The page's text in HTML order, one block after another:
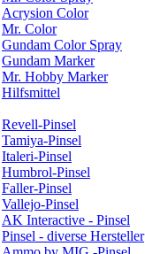
Acrysion Color
Mr. Color
Gundam Color Spray
Gundam Marker
Mr. Hobby Marker
Hilfsmittel
Revell-Pinsel
Tamiya-Pinsel
Italeri-Pinsel
Humbrol-Pinsel
Faller-Pinsel
Vallejo-Pinsel
AK Interactive - Pinsel
Pinsel - diverse Hersteller